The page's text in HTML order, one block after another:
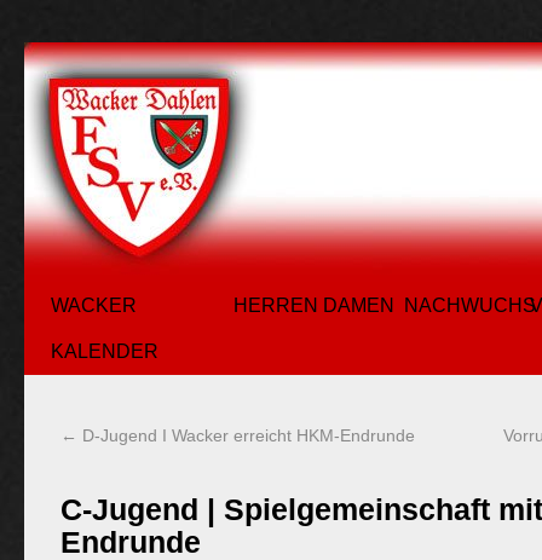
WACKER
KALENDER
HERREN DAMEN NACHWUCHS
← D-Jugend I Wacker erreicht HKM-Endrunde
C-Jugend | Spielgemeinschaft
Endrunde